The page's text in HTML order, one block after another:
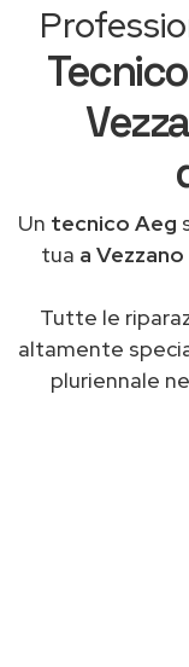
Un tecnico Aeg
tua a
Tutte le
altamente
pluriennale